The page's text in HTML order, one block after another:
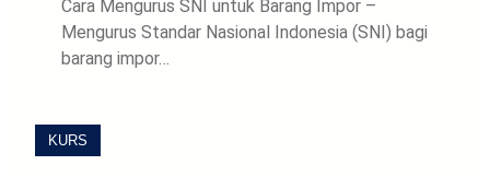
Cara Mengurus SNI untuk Barang Impor –
Mengurus Standar Nasional Indonesia (SNI) bagi
barang impor…
KURS